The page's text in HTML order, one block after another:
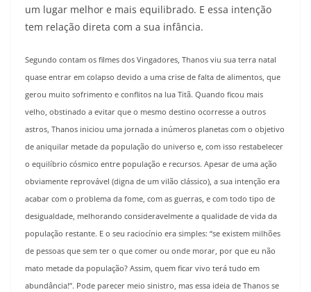
um lugar melhor e mais equilibrado. E essa intenção
tem relação direta com a sua infância.
Segundo contam os filmes dos Vingadores, Thanos viu sua terra natal
quase entrar em colapso devido a uma crise de falta de alimentos, que
gerou muito sofrimento e conflitos na lua Titã. Quando ficou mais
velho, obstinado a evitar que o mesmo destino ocorresse a outros
astros, Thanos iniciou uma jornada a inúmeros planetas com o objetivo
de aniquilar metade da população do universo e, com isso restabelecer
o equilíbrio cósmico entre população e recursos. Apesar de uma ação
obviamente reprovável (digna de um vilão clássico), a sua intenção era
acabar com o problema da fome, com as guerras, e com todo tipo de
desigualdade, melhorando consideravelmente a qualidade de vida da
população restante. E o seu raciocínio era simples: “se existem milhões
de pessoas que sem ter o que comer ou onde morar, por que eu não
mato metade da população? Assim, quem ficar vivo terá tudo em
abundância!”. Pode parecer meio sinistro, mas essa ideia de Thanos se